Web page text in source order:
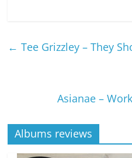
← Tee Grizzley – They
Asianae –
Albums reviews